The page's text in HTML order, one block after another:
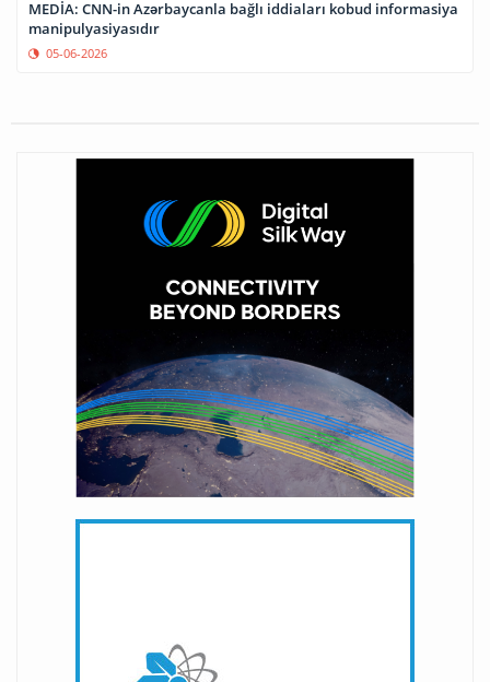
MEDİA: CNN-in Azərbaycanla bağlı iddiaları kobud informasiya
manipulyasiyasıdır
05-06-2026